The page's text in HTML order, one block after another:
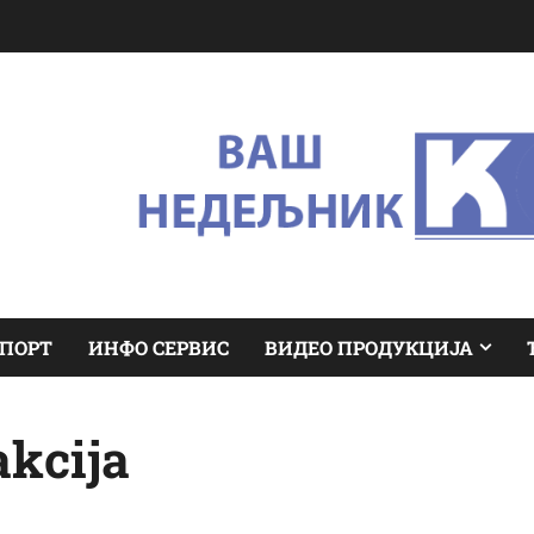
ИНФО СЕРВИС ВИДЕО ПРОДУКЦИЈА